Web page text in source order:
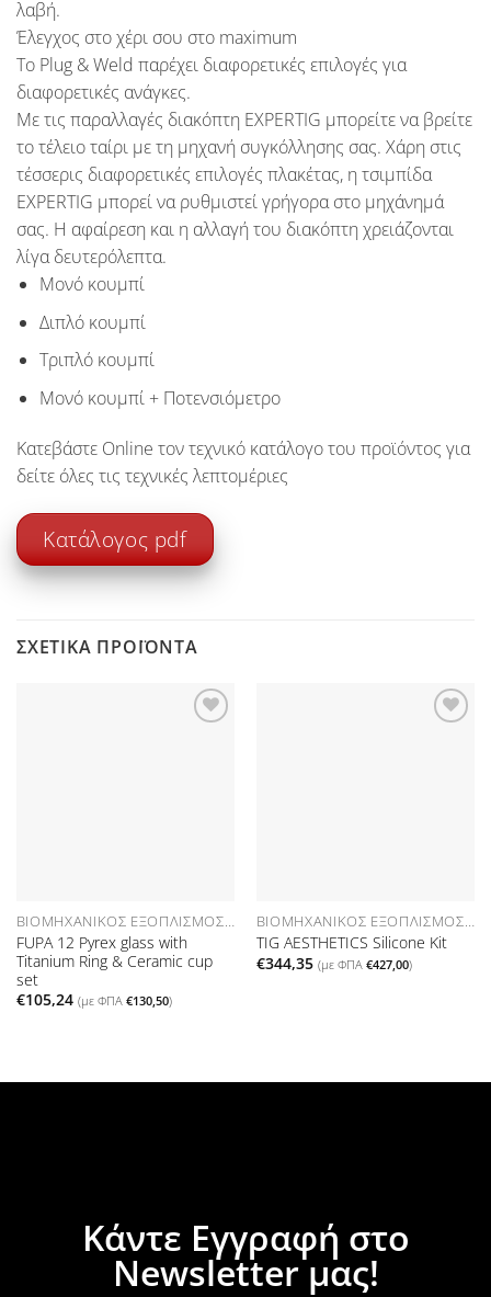
λαβή.
Έλεγχος στο χέρι σου στο maximum
Το Plug & Weld παρέχει διαφορετικές επιλογές για
διαφορετικές ανάγκες.
Με τις παραλλαγές διακόπτη EXPERTIG μπορείτε να βρείτε
το τέλειο ταίρι με τη μηχανή συγκόλλησης σας. Χάρη στις
τέσσερις διαφορετικές επιλογές πλακέτας, η τσιμπίδα
EXPERTIG μπορεί να ρυθμιστεί γρήγορα στο μηχάνημά
σας. Η αφαίρεση και η αλλαγή του διακόπτη χρειάζονται
λίγα δευτερόλεπτα.
Μονό κουμπί
Διπλό κουμπί
Τριπλό κουμπί
Μονό κουμπί + Ποτενσιόμετρο
Κατεβάστε Online τον τεχνικό κατάλογο του προϊόντος για
δείτε όλες τις τεχνικές λεπτομέριες
Κατάλογος pdf
ΣΧΕΤΙΚΆ ΠΡΟΪΌΝΤΑ
ΒΙΟΜΗΧΑΝΙΚΌΣ ΕΞΟΠΛΙΣΜΌΣ ΑΝΑΛΏΣΙΜΑ
FUPA 12 Pyrex glass with
Titanium Ring & Ceramic cup
set
€105,24 (με ΦΠΑ €130,50)
ΒΙΟΜΗΧΑΝΙΚΌΣ ΕΞΟΠΛΙΣΜΌΣ ΑΝΑΛΏΣΙΜΑ
TIG AESTHETICS Silicone Kit
€344,35 (με ΦΠΑ €427,00)
Κάντε Εγγραφή στο
Newsletter μας!